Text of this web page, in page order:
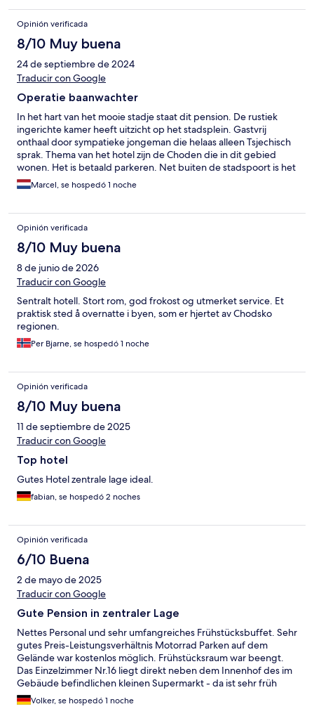
Opinión verificada
8/10 Muy buena
24 de septiembre de 2024
Traducir con Google
Operatie baanwachter
In het hart van het mooie stadje staat dit pension. De rustiek
ingerichte kamer heeft uitzicht op het stadsplein. Gastvrij
onthaal door sympatieke jongeman die helaas alleen Tsjechisch
sprak. Thema van het hotel zijn de Choden die in dit gebied
wonen. Het is betaald parkeren. Net buiten de stadspoort is het
gratis. Zeg max 400 meter. Mijn kamer had klein keukentje.
Ontbijt was uitstekend. Kortom goed verblijf hier.
Marcel, se hospedó 1 noche
Opinión verificada
8/10 Muy buena
8 de junio de 2026
Traducir con Google
Sentralt hotell. Stort rom, god frokost og utmerket service. Et
praktisk sted å overnatte i byen, som er hjertet av Chodsko
regionen.
Per Bjarne, se hospedó 1 noche
Opinión verificada
8/10 Muy buena
11 de septiembre de 2025
Traducir con Google
Top hotel
Gutes Hotel zentrale lage ideal.
fabian, se hospedó 2 noches
Opinión verificada
6/10 Buena
2 de mayo de 2025
Traducir con Google
Gute Pension in zentraler Lage
Nettes Personal und sehr umfangreiches Frühstücksbuffet. Sehr
gutes Preis-Leistungsverhältnis Motorrad Parken auf dem
Gelände war kostenlos möglich. Frühstücksraum war beengt.
Das Einzelzimmer Nr.16 liegt direkt neben dem Innenhof des im
Gebäude befindlichen kleinen Supermarkt - da ist sehr früh
reger LKW Verkehr und Waren werden verräumt. Ich wurde um
halb 7 durch den Lärm wach. Länger schlafen leider nicht
Volker, se hospedó 1 noche